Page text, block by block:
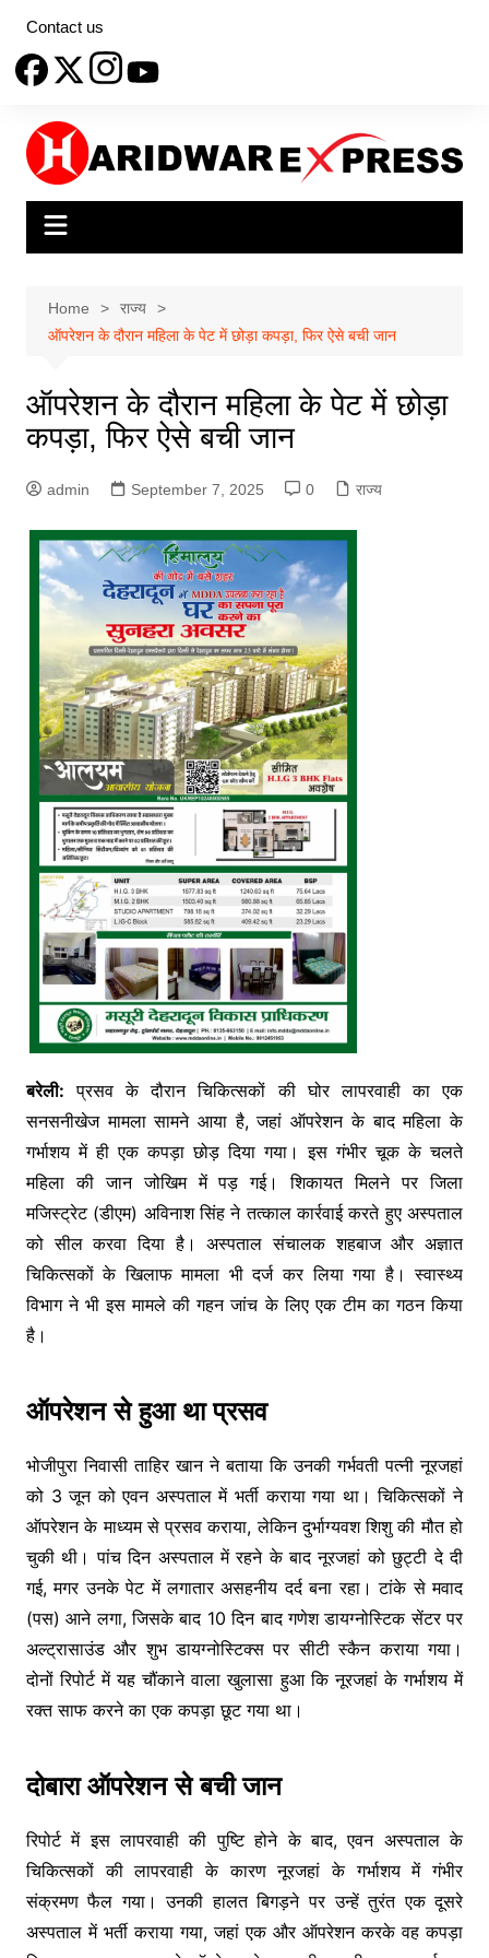
content
Contact us
Home
राज्य
ऑपरेशन के दौरान महिला के पेट में छोड़ा कपड़ा, फिर ऐसे बची जान
ऑपरेशन के दौरान महिला के पेट में छोड़ा
कपड़ा, फिर ऐसे बची जान
admin September 7, 2025 0 राज्य
बरेली: प्रसव के दौरान चिकित्सकों की घोर लापरवाही का एक
सनसनीखेज मामला सामने आया है, जहां ऑपरेशन के बाद महिला के
गर्भाशय में ही एक कपड़ा छोड़ दिया गया। इस गंभीर चूक के चलते
महिला की जान जोखिम में पड़ गई। शिकायत मिलने पर जिला
मजिस्ट्रेट (डीएम) अविनाश सिंह ने तत्काल कार्रवाई करते हुए अस्पताल
को सील करवा दिया है। अस्पताल संचालक शहबाज और अज्ञात
चिकित्सकों के खिलाफ मामला भी दर्ज कर लिया गया है। स्वास्थ्य
विभाग ने भी इस मामले की गहन जांच के लिए एक टीम का गठन किया
है।
ऑपरेशन से हुआ था प्रसव
भोजीपुरा निवासी ताहिर खान ने बताया कि उनकी गर्भवती पत्नी नूरजहां
को 3 जून को एवन अस्पताल में भर्ती कराया गया था। चिकित्सकों ने
ऑपरेशन के माध्यम से प्रसव कराया, लेकिन दुर्भाग्यवश शिशु की मौत हो
चुकी थी। पांच दिन अस्पताल में रहने के बाद नूरजहां को छुट्टी दे दी
गई, मगर उनके पेट में लगातार असहनीय दर्द बना रहा। टांके से मवाद
(पस) आने लगा, जिसके बाद 10 दिन बाद गणेश डायग्नोस्टिक सेंटर पर
अल्ट्रासाउंड और शुभ डायग्नोस्टिक्स पर सीटी स्कैन कराया गया।
दोनों रिपोर्ट में यह चौंकाने वाला खुलासा हुआ कि नूरजहां के गर्भाशय में
रक्त साफ करने का एक कपड़ा छूट गया था।
दोबारा ऑपरेशन से बची जान
रिपोर्ट में इस लापरवाही की पुष्टि होने के बाद, एवन अस्पताल के
चिकित्सकों की लापरवाही के कारण नूरजहां के गर्भाशय में गंभीर
संक्रमण फैल गया। उनकी हालत बिगड़ने पर उन्हें तुरंत एक दूसरे
अस्पताल में भर्ती कराया गया, जहां एक और ऑपरेशन करके वह कपड़ा